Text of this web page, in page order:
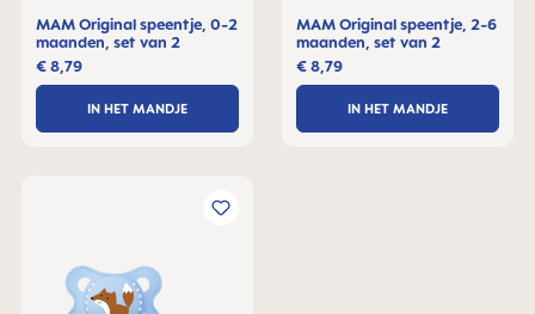
MAM Original speentje, 0-2
maanden, set van 2
€ 8,79
IN HET MANDJE
MAM Original speentje, 2-6
maanden, set van 2
€ 8,79
IN HET MANDJE